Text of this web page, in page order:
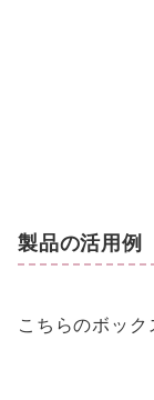
製品の活用例
こちらのボック